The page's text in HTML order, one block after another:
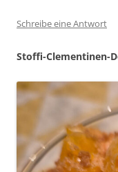
Schreibe eine Antwort
Stoffi-Clementinen-